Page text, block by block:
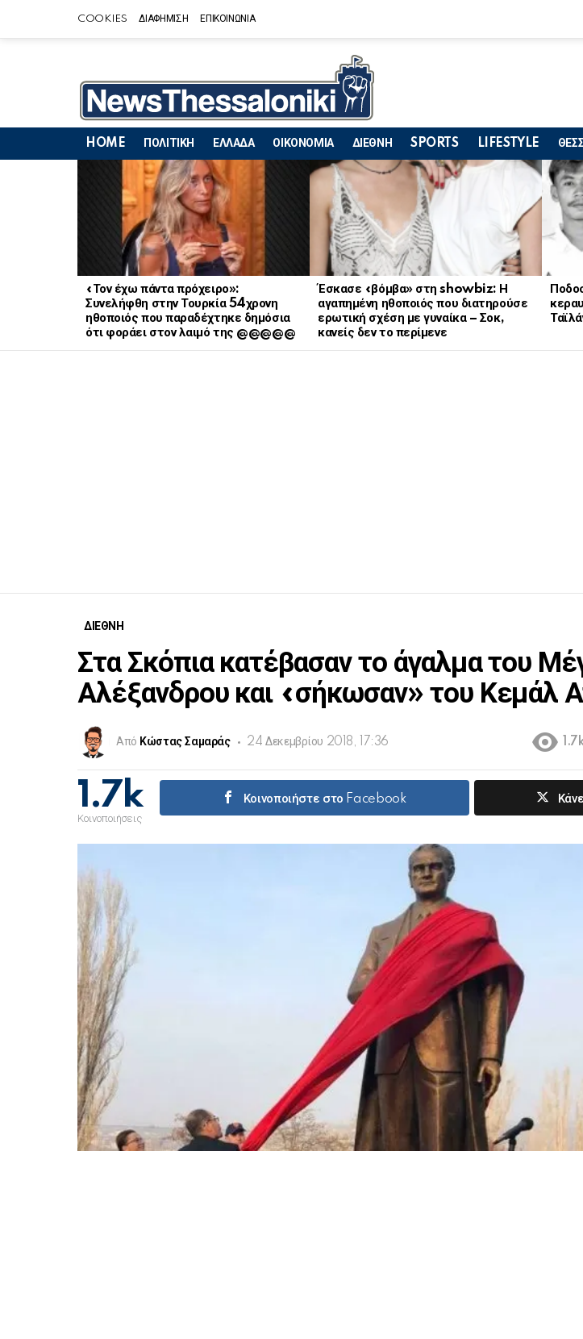
COOKIES ΔΙΑΦΗΜΙΣΗ ΕΠΙΚΟΙΝΩΝΙΑ
HOME ΠΟΛΙΤΙΚΗ ΕΛΛΑΔΑ ΟΙΚΟΝΟΜΙΑ ΔΙΕΘΝΗ SPORTS LIFESTYLE
«Τον έχω πάντα πρόχειρο»:
Συνελήφθη στην Τουρκία 54χρονη
ηθοποιός που παραδέχτηκε δημόσια
ότι φοράει στον λαιμό της @@@@@
Έσκασε «βόμβα» στη showbiz: Η
αγαπημένη ηθοποιός που διατηρούσε
ερωτική σχέση με γυναίκα – Σοκ,
κανείς δεν το περίμενε
ΔΙΕΘΝΗ
Στα Σκόπια κατέβασαν το άγαλμα του
Αλέξανδρου και «σήκωσαν» του Κεμάλ
Από Κώστας Σαμαράς 24 Δεκεμβρίου 2018, 17:36
1.7k
Κοινοποιήσεις
Κοινοποιήστε στο Facebook